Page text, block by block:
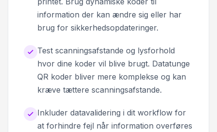
information der kan ændre sig eller har
brug for sikkerhedsopdateringer.
Test scanningsafstande og lysforhold
hvor dine koder vil blive brugt. Datatunge
QR koder bliver mere komplekse og kan
kræve tættere scanningsafstande.
Inkluder datavalidering i dit workflow for
at forhindre fejl når information overføres